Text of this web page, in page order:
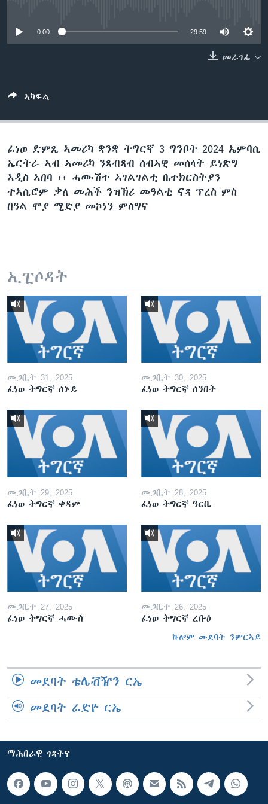
0:00 29:59
መራገፊ
ኣካፍል
ፈነወ ድምጺ ኣመሪካ ቋንቋ ትግርኛ 3 ግንቦት 2024 ኤምባሲ
ኤርትራ ኣብ ኣመሪካ ንጸብጻብ ሰብኣዊ መሰላት ይነጽግ
ኣዲስ ኣበባ ፡፡ ሓሙሽተ ኣገልገልቲ ቤተክርስትያን
ተኣሲሮም ቃለ መሕች ንዝኽሪ መዓልቲ ናጻ ፕረስ ምስ
በዓል ሞያ ሚድያ መኮነን ምስግና
ኢፒሶዳት
መጋቢት 31, 2025
ፈነወ ትግርኛ ሰኑይ
መጋቢት 30, 2025
ፈነወ ትግርኛ ሰንበት
መጋቢት 29, 2025
ፈነወ ትግርኛ ቀዳም
መጋቢት 28, 2025
ፈነወ ትግርኛ ዓርቢ
መጋቢት 27, 2025
ፈነወ ትግርኛ ሓሙስ
መጋቢት 26, 2025
ፈነወ ትግርኛ ረቡዕ
ኩሎም መደባት ንምርኣይ
መደባት ቴሌቭዥን ርኤ
መደባት ሬድዮ ርኤ
ማሕበራዊ ገጻትና